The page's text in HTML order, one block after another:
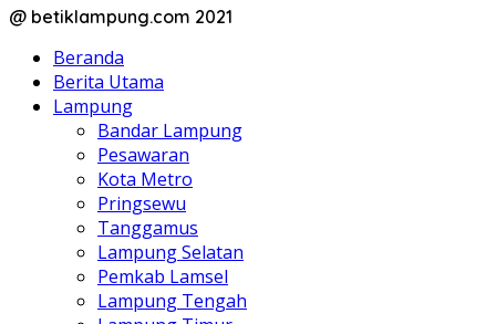
@ betiklampung.com 2021
Beranda
Berita Utama
Lampung
Bandar Lampung
Pesawaran
Kota Metro
Pringsewu
Tanggamus
Lampung Selatan
Pemkab Lamsel
Lampung Tengah